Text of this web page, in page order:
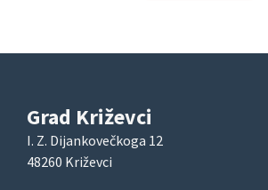
Grad Križevci
I. Z. Dijankovečkoga 12
48260 Križevci